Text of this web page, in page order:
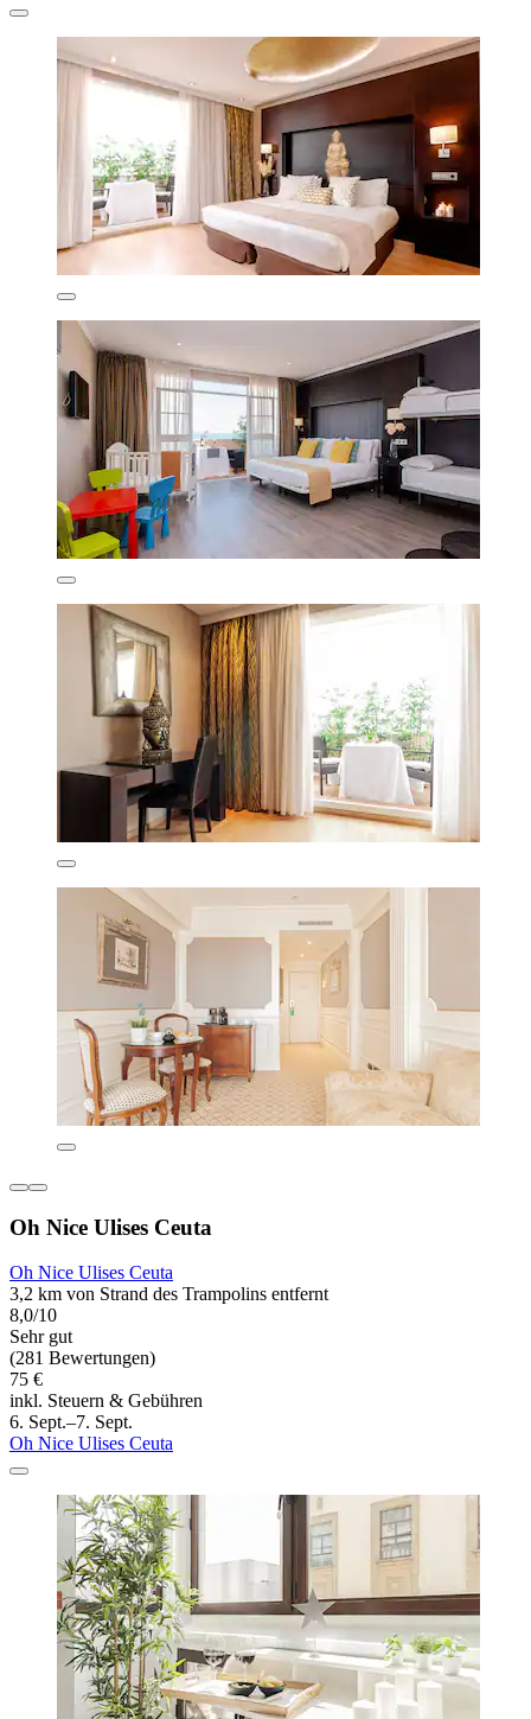
Oh Nice Ulises Ceuta
Oh Nice Ulises Ceuta
3,2 km von Strand des Trampolins entfernt
8,0/10
Sehr gut
(281 Bewertungen)
75 €
inkl. Steuern & Gebühren
6. Sept.–7. Sept.
Oh Nice Ulises Ceuta